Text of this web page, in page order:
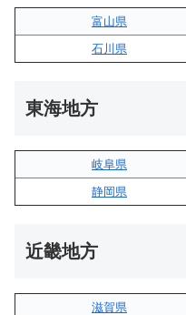
富山県
石川県
東海地方
岐阜県
静岡県
近畿地方
滋賀県